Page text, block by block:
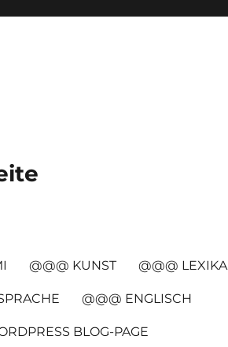
@@@ KUNST @@@ LEXIKA
@@@ ENGLISCH
BLOG-PAGE